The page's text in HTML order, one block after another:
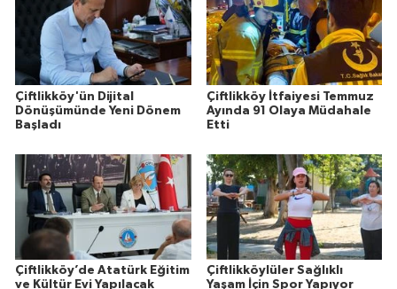
Çiftlikköy'ün Dijital
Dönüşümünde Yeni Dönem
Başladı
Çiftlikköy İtfaiyesi Temmuz
Ayında 91 Olaya Müdahale
Etti
Çiftlikköy’de Atatürk Eğitim
ve Kültür Evi Yapılacak
Çiftlikköylüler Sağlıklı
Yaşam İçin Spor Yapıyor